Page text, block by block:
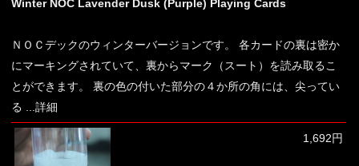
Winter NOC Lavender Dusk (Purple) Playing Cards
ＮＯＣデックのウィンターバージョンです。 各カードの裏は密か
にマーキングされていて、裏からマーク（スート）を読み取るこ
とができます。 裏の色の付いた部分の４か所の角には、尖ってい
る ...詳細
1,692円